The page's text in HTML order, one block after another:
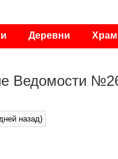
Деревни
Ведомости
назад)